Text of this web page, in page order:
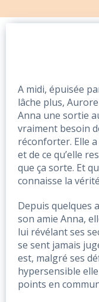
A midi, épuisée
lâche plus,
Anna une sortie
vraiment besoin
réconforter. Elle
et de ce qu’elle
que ça sorte. Et
connaisse la
Depuis quelques
son amie Anna,
lui révélant ses
se sent jamais
est, malgré ses
hypersensible
points en